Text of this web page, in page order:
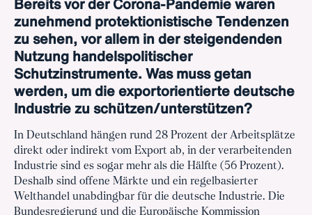
zunehmend protektionistische Tendenzen
zu sehen, vor allem in der steigendenden
Nutzung handelspolitischer
Schutzinstrumente. Was muss getan
werden, um die exportorientierte deutsche
Industrie zu schützen/unterstützen?
In Deutschland hängen rund 28 Prozent der Arbeitsplätze
direkt oder indirekt vom Export ab, in der verarbeitenden
Industrie sind es sogar mehr als die Hälfte (56 Prozent).
Deshalb sind offene Märkte und ein regelbasierter
Welthandel unabdingbar für die deutsche Industrie. Die
Bundesregierung und die Europäische Kommission